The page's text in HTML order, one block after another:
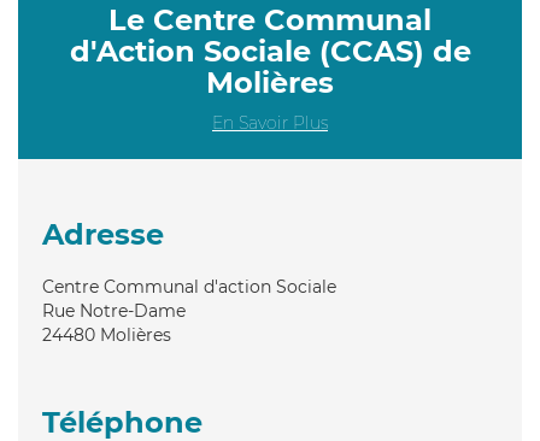
Le Centre Communal
d'Action Sociale (CCAS) de
Molières
En Savoir Plus
Adresse
Centre Communal d'action Sociale
Rue Notre-Dame
24480 Molières
Téléphone